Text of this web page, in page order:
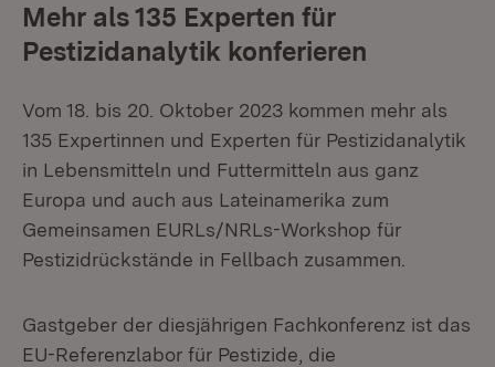
Mehr als 135 Experten für
Pestizidanalytik konferieren
Vom 18. bis 20. Oktober 2023 kommen mehr als
135 Expertinnen und Experten für Pestizidanalytik
in Lebensmitteln und Futtermitteln aus ganz
Europa und auch aus Lateinamerika zum
Gemeinsamen EURLs/NRLs-Workshop für
Pestizidrückstände in Fellbach zusammen.
Gastgeber der diesjährigen Fachkonferenz ist das
EU-Referenzlabor für Pestizide, die